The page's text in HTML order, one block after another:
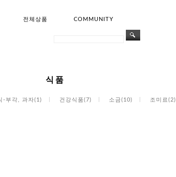
전체상품 COMMUNITY
식품
-부각, 과자(1) 건강식품(7) 소금(10) 조미료(2)